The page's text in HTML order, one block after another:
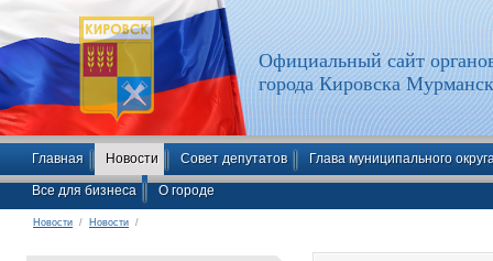
Официальный сайт
города Кировска
Главная Новости Совет депутатов Глава муниципального
Все для бизнеса О городе
Новости / Новости /